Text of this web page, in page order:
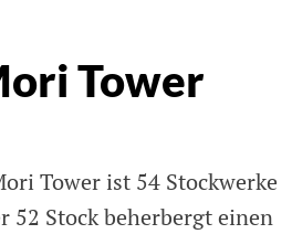
Tower
Tower ist 54 Stockwerke
52 Stock beherbergt einen